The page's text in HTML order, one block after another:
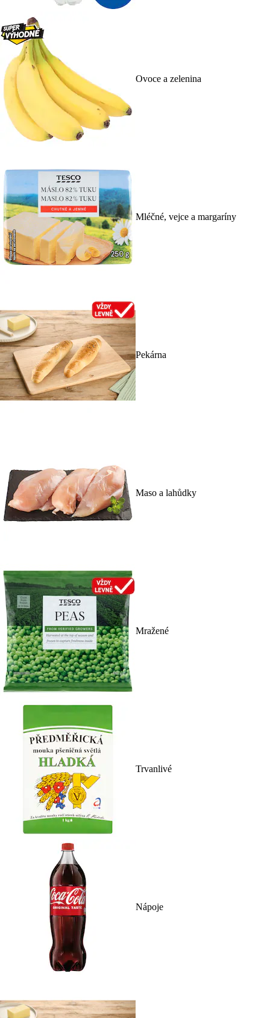
Ovoce a zelenina
Mléčné, vejce a margaríny
Pekárna
Maso a lahůdky
Mražené
Trvanlivé
Nápoje